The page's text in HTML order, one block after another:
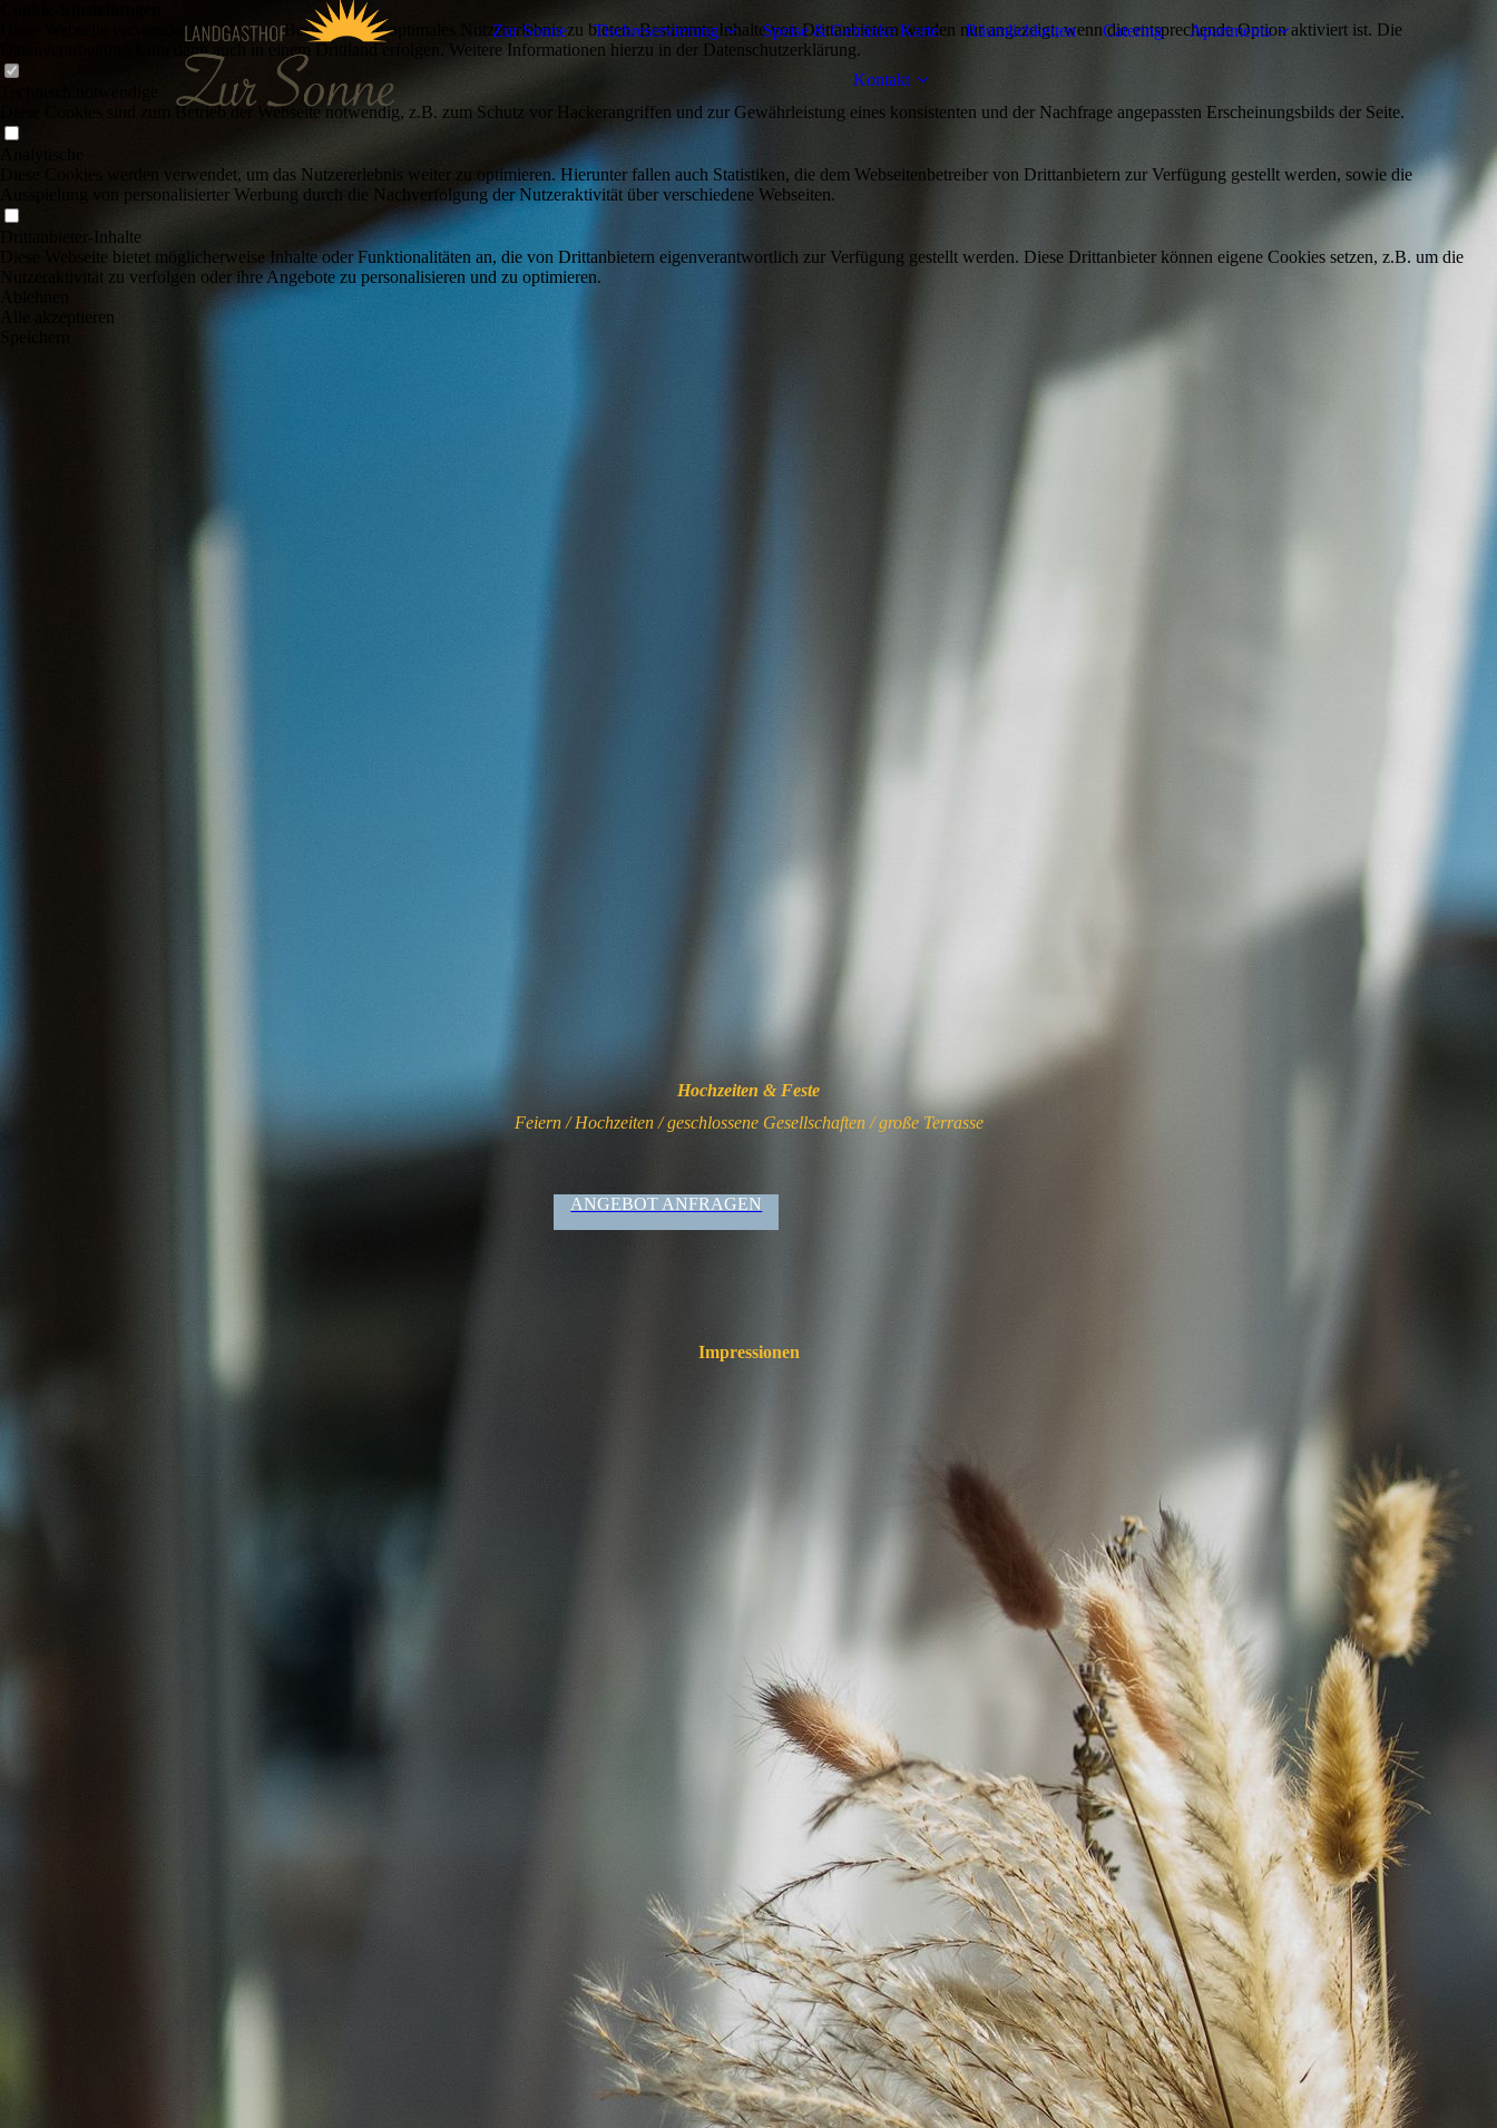
Zur Sonne Tischreservierung Speise & Getränke Karte Räumlichkeiten Catering Apartments
Kontakt
Hochzeiten & Feste
Feiern / Hochzeiten / geschlossene Gesellschaften / große Terrasse
ANGEBOT ANFRAGEN
Impressionen
Diese Webseite verwendet Cookies, um Besuchern ein optimales Nutzererlebnis zu bieten. Bestimmte Inhalte von Drittanbietern werden nur angezeigt, wenn die entsprechende Option aktiviert ist. Die
Datenverarbeitung kann dann auch in einem Drittland erfolgen. Weitere Informationen hierzu in der Datenschutzerklärung.
Diese Cookies sind zum Betrieb der Webseite notwendig, z.B. zum Schutz vor Hackerangriffen und zur Gewährleistung eines konsistenten und der Nachfrage angepassten Erscheinungsbilds der Seite.
Diese Cookies werden verwendet, um das Nutzererlebnis weiter zu optimieren. Hierunter fallen auch Statistiken, die dem Webseitenbetreiber von Drittanbietern zur Verfügung gestellt werden, sowie die
Ausspielung von personalisierter Werbung durch die Nachverfolgung der Nutzeraktivität über verschiedene Webseiten.
Drittanbieter-Inhalte
Diese Webseite bietet möglicherweise Inhalte oder Funktionalitäten an, die von Drittanbietern eigenverantwortlich zur Verfügung gestellt werden. Diese Drittanbieter können eigene Cookies setzen, z.B. um die
Nutzeraktivität zu verfolgen oder ihre Angebote zu personalisieren und zu optimieren.
Alle akzeptieren